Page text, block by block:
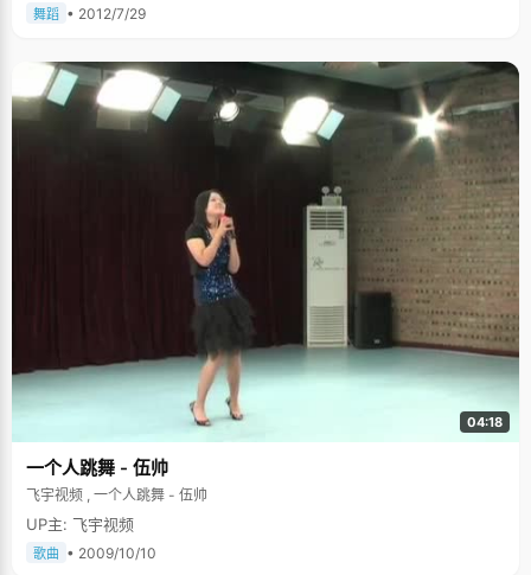
舞蹈 • 2012/7/29
04:18
一个人跳舞 - 伍帅
飞宇视频 , 一个人跳舞 - 伍帅
UP主: 飞宇视频
歌曲 • 2009/10/10